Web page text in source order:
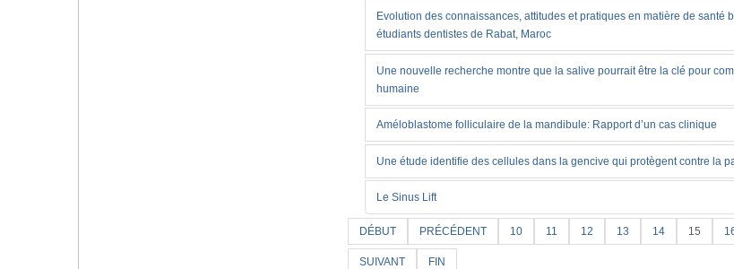
Evolution des connaissances, attitudes et pratiques en matière de santé
étudiants dentistes de Rabat, Maroc
Une nouvelle recherche montre que la salive pourrait être la clé pour
humaine
Améloblastome folliculaire de la mandibule: Rapport d’un cas clinique
Une étude identifie des cellules dans la gencive qui protègent contre la
Le Sinus Lift
DÉBUT PRÉCÉDENT 10 11 12 13 14 15
SUIVANT FIN